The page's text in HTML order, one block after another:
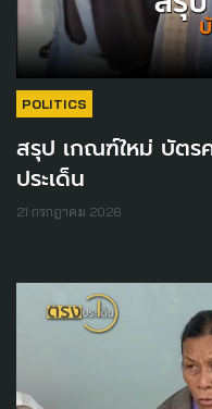
POLITICS
สรุป เกณฑ์ใหม่ บัตร
ประเด็น
21 กรกฎาคม 2026